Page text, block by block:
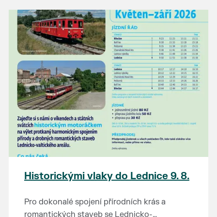
Prodejce prosíme tradičně o příchod 30
minut před začátkem, aby si vše na
prodejních místech stihli přichystat. Pokud
plánujete přijít a chcete rezervovat prodejní
místo, potvrďte prosím účast přes email
petr.vlasak@breclav.eu nebo zde v události,
ať víme, s kolika lidmi máme počítat. Počet
prodejních míst je omezen.
Těšíme se jako vždy!
Historickými vlaky do Lednice 9. 8.
Pro dokonalé spojení přírodních krás a
romantických staveb se Lednicko-